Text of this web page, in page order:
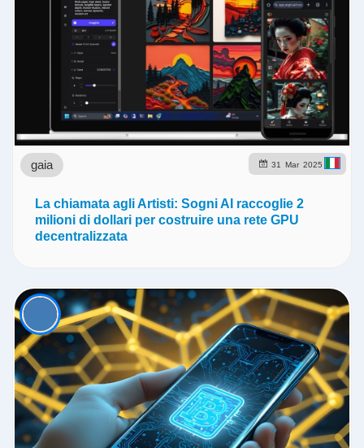
31 Mar 2025
gaia
La chiamata agli Artisti: Sogni AI raccoglie 2
milioni di dollari per costruire una rete GPU
decentralizzata